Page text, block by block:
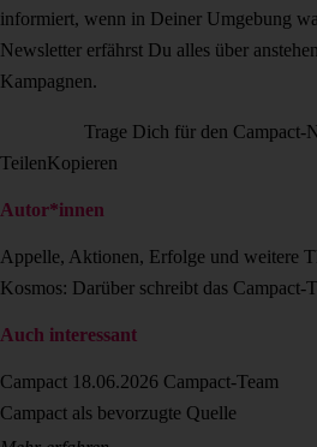
informiert, wenn in Deiner Umgebung
Newsletter erfährst Du alles über
Kampagnen.
Trage Dich für den Campact-
TeilenKopieren
Autor*innen
Appelle, Aktionen, Erfolge und weitere
Kosmos: Darüber schreibt das Campact-
Auch interessant
Campact 18.06.2026 Campact-Team
Campact als bevorzugte Quelle